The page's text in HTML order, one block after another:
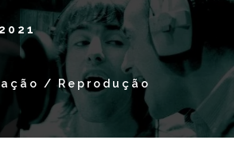
/ Reprodução